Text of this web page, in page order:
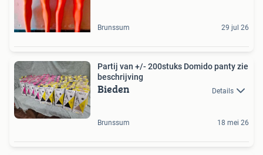
Brunssum 29 jul 26
Partij van +/- 200stuks Domido panty zie
beschrijving
Bieden Details
Brunssum 18 mei 26